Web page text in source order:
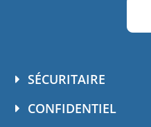
SÉCURITAIRE
CONFIDENTIEL